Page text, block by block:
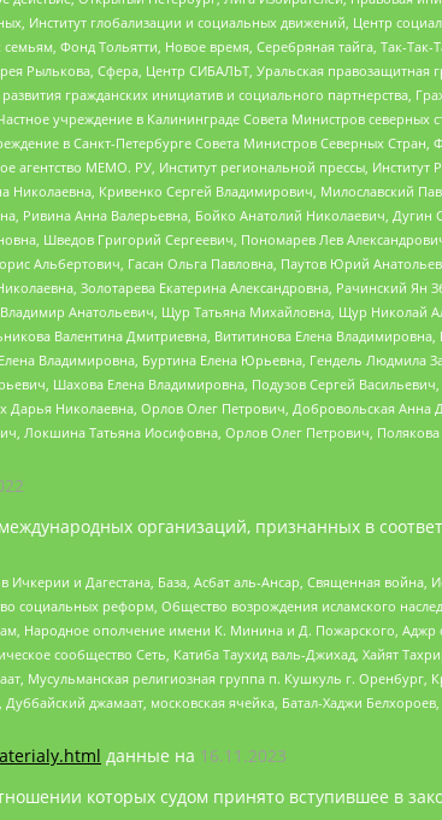
Институт глобализации и социальных движений, Центр
Фонд Тольятти, Новое время, Серебряная тайга, Так-Так-
Рылькова, Сфера, Центр СИБАЛЬТ, Уральская
гражданских инициатив и социального партнерства,
учреждение в Калининграде Совета Министров северных
в Санкт-Петербурге Совета Министров Северных
МЕМО. РУ, Институт региональной прессы,
Николаевна, Кривенко Сергей Владимирович,
Ривина Анна Валерьевна, Бойко Анатолий Николаевич,
Шведов Григорий Сергеевич, Пономарев Лев
Альбертович, Гасан Ольга Павловна, Паутов Юрий
Золотарева Екатерина Александровна, Рачинский
Анатольевич, Щур Татьяна Михайловна, Щур
Валентина Дмитриевна, Вититинова Елена
Владимировна, Буртина Елена Юрьевна, Гендель
Шахова Елена Владимировна, Подузов Сергей
Николаевна, Орлов Олег Петрович, Добровольская Анна
Локшина Татьяна Иосифовна, Орлов Олег Петрович,
организаций, признанных в
и Дагестана, База, Асбат аль-Ансар, Священная война,
социальных реформ, Общество возрождения исламского
Народное ополчение имени К. Минина и Д. Пожарского, Аджр
сообщество Сеть, Катиба Таухид валь-Джихад, Хайят
Мусульманская религиозная группа п. Кушкуль г.
джамаат, московская ячейка, Батал-Хаджи
данные на 16.11.2023
которых судом принято вступившее в